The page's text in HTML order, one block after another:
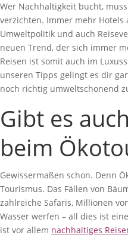
Wer Nachhaltigkeit bucht,
verzichten. Immer mehr
Umweltpolitik und auch
neuen Trend, der sich immer
Reisen ist somit auch im
unseren Tipps gelingt es dir
noch richtig umweltschonend
Gibt es
beim
Gewissermaßen schon. Denn
Tourismus. Das Fällen von
zahlreiche Safaris, Millionen
Wasser werfen – all dies ist
ist vor allem nachhaltiges